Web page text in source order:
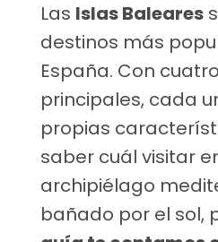
Las Islas Baleares
destinos más
España. Con
principales, cada
propias
saber cuál visitar
archipiélago
bañado por el sol,